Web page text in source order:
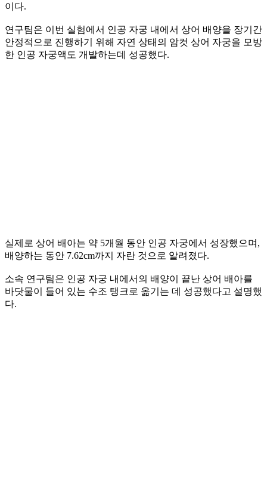
이다.
연구팀은 이번 실험에서 인공 자궁 내에서 상어 배양을 장기간
안정적으로 진행하기 위해 자연 상태의 암컷 상어 자궁을 모방
한 인공 자궁액도 개발하는데 성공했다.
실제로 상어 배아는 약 5개월 동안 인공 자궁에서 성장했으며,
배양하는 동안 7.62cm까지 자란 것으로 알려졌다.
소속 연구팀은 인공 자궁 내에서의 배양이 끝난 상어 배아를
바닷물이 들어 있는 수조 탱크로 옮기는 데 성공했다고 설명했
다.